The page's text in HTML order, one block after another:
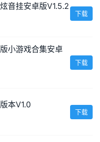
音挂安卓版V1.5.2
下载
小游戏合集安卓
下载
本V1.0
下载